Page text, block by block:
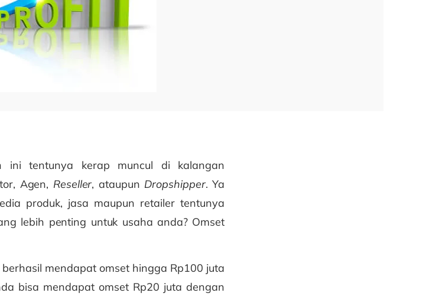
ini tentunya kerap muncul di kalangan
Agen, Reseller, ataupun Dropshipper. Ya
produk, jasa maupun retailer tentunya
lebih penting untuk usaha anda? Omset
mendapat omset hingga Rp100 juta
bisa mendapat omset Rp20 juta dengan